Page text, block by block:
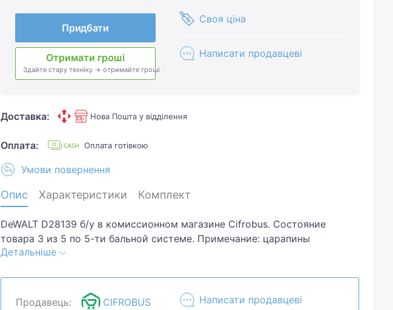
Придбати
Отримати гроші
Здайте стару техніку → отримайте гроші
Своя ціна
Написати продавцеві
Доставка: Нова Пошта у відділення
Оплата: Оплата готівкою
Умови повернення
Опис Характеристики Комплект
DeWALT D28139 б/у в комиссионном магазине Cifrobus. Состояние
товара 3 из 5 по 5-ти бальной системе. Примечание: царапины
потетости.Хотите скидку? Давайте обсудим. Предложите свою цену и
у менеджера. Товар может быть продан в розничном магазине.
Детальніше
Продавець:
CIFROBUS
Написати продавцеві